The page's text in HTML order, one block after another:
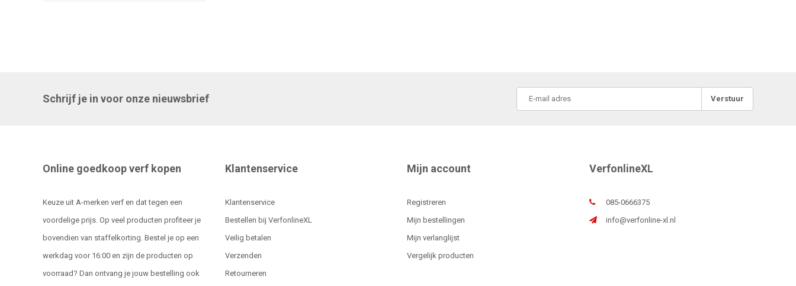
Schrijf je in voor onze nieuwsbrief Verstuur
Online goedkoop verf kopen
Keuze uit A-merken verf en dat tegen een
voordelige prijs. Op veel producten profiteer je
bovendien van staffelkorting. Bestel je op een
werkdag voor 16:00 en zijn de producten op
voorraad? Dan ontvang je jouw bestelling ook
Klantenservice
Klantenservice
Bestellen bij VerfonlineXL
Veilig betalen
Verzenden
Retourneren
Mijn account
Registreren
Mijn bestellingen
Mijn verlanglijst
Vergelijk producten
VerfonlineXL
085-0666375
info@verfonline-xl.nl